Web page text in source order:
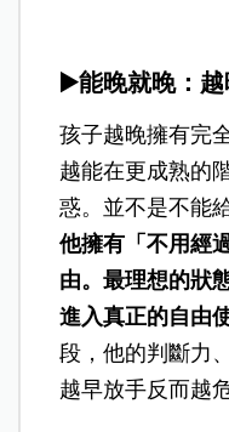
▶️能晚就晚：
孩子越晚擁有完
越能在更成熟的
惑。並不是不能
他擁有「不用經
由。最理想的狀
進入真正的自由
段，他的判斷力
越早放手反而越